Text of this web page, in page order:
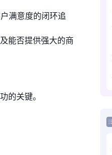
满意度的闭环追
能否提供强大的商
的关键。